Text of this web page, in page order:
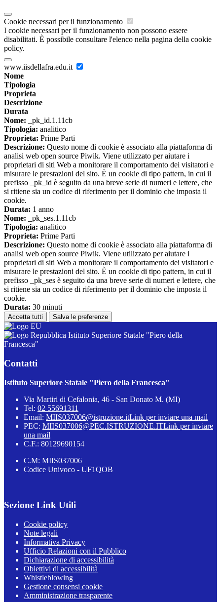
Cookie necessari per il funzionamento
I cookie necessari per il funzionamento non possono essere
disabilitati. È possibile consultare l'elenco nella pagina della cookie
policy.
www.iisdellafra.edu.it
Nome
Tipologia
Proprieta
Descrizione
Durata
Nome: _pk_id.1.11cb
Tipologia: analitico
Proprieta: Prime Parti
Descrizione: Questo nome di cookie è associato alla piattaforma di
analisi web open source Piwik. Viene utilizzato per aiutare i
proprietari di siti Web a monitorare il comportamento dei visitatori e
misurare le prestazioni del sito. È un cookie di tipo pattern, in cui il
prefisso _pk_id è seguito da una breve serie di numeri e lettere, che
si ritiene sia un codice di riferimento per il dominio che imposta il
cookie.
Durata: 1 anno
Nome: _pk_ses.1.11cb
Tipologia: analitico
Proprieta: Prime Parti
Descrizione: Questo nome di cookie è associato alla piattaforma di
analisi web open source Piwik. Viene utilizzato per aiutare i
proprietari di siti Web a monitorare il comportamento dei visitatori e
misurare le prestazioni del sito. È un cookie di tipo pattern, in cui il
prefisso _pk_ses è seguito da una breve serie di numeri e lettere, che
si ritiene sia un codice di riferimento per il dominio che imposta il
cookie.
Durata: 30 minuti
Accetta tutti Salva le preferenze
Istituto Superiore Statale "Piero della
Francesca"
Contatti
Istituto Superiore Statale "Piero della Francesca"
Via Martiri di Cefalonia, 46 - San Donato M. (MI)
Tel: 02 55691311
Email: MIIS037006@istruzione.itLink per inviare una mail
PEC: MIIS037006@PEC.ISTRUZIONE.ITLink per inviare
una mail
C.F.: 80129690154
C.M: MIIS037006
Codice Univoco - UF1QOB
Sezione Link Utili
Cookie policy
Note legali
Informativa Privacy
Ufficio Relazioni con il Pubblico
Dichiarazione di accessibilità
Obiettivi di accessibilità
Whistleblowing
Gestione consensi cookie
Amministrazione trasparente